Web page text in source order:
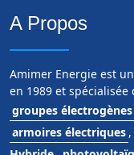
A Propos
Amimer Energie est
en 1989 et
groupes électrogènes
armoires électriques ,